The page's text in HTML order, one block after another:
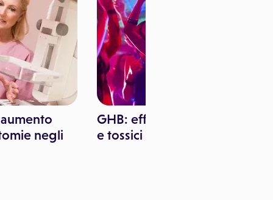
negli
GHB: effetti farmacologici
e tossici